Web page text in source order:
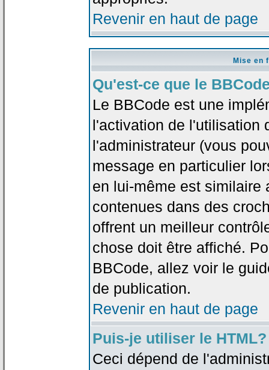
Revenir en haut de page
Mise en
Qu'est-ce que le
Le BBCode est une
l'activation de l'utilisation
l'administrateur (vous
message en particulier
en lui-même est similaire
contenues dans des
offrent un meilleur
chose doit être affiché.
BBCode, allez voir le
de publication.
Revenir en haut de page
Puis-je utiliser le HTML?
Ceci dépend de